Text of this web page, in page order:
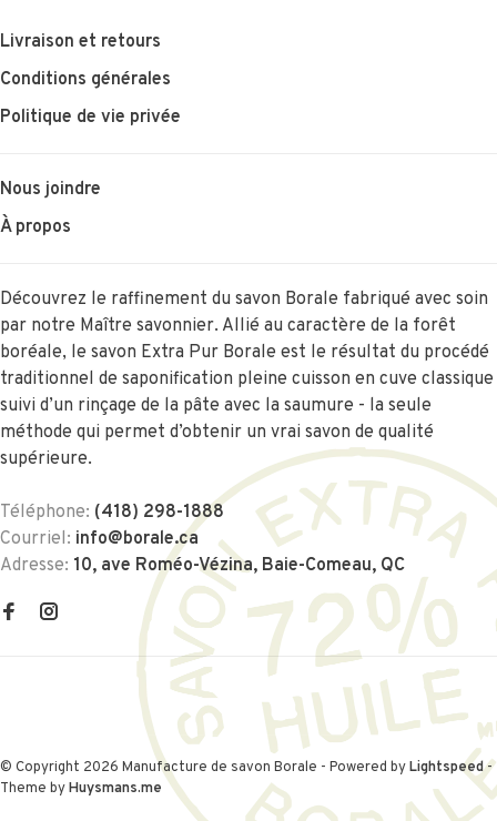
Livraison et retours
Conditions générales
Politique de vie privée
Nous joindre
À propos
Découvrez le raffinement du savon Borale fabriqué avec soin
par notre Maître savonnier. Allié au caractère de la forêt
boréale, le savon Extra Pur Borale est le résultat du procédé
traditionnel de saponification pleine cuisson en cuve classique
suivi d’un rinçage de la pâte avec la saumure - la seule
méthode qui permet d’obtenir un vrai savon de qualité
supérieure.
Téléphone: (418) 298-1888
Courriel: info@borale.ca
Adresse: 10, ave Roméo-Vézina, Baie-Comeau, QC
© Copyright 2026 Manufacture de savon Borale - Powered byLightspeed-
Theme byHuysmans.me